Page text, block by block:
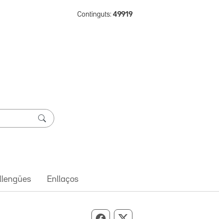
Continguts: 49919
Enllaços